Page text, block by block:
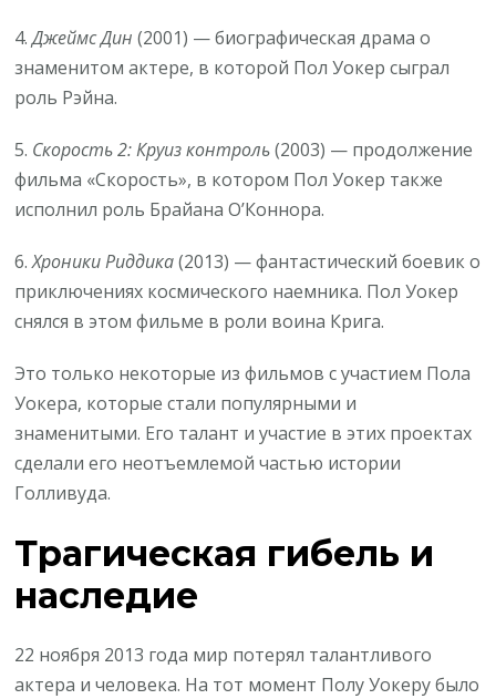
4.Джеймс Дин (2001) — биографическая драма о
знаменитом актере, в которой Пол Уокер сыграл
роль Рэйна.
5. Скорость 2: Круиз контроль(2003) — продолжение
фильма «Скорость», в котором Пол Уокер также
исполнил роль Брайана О’Коннора.
6.Хроники Риддика(2013) — фантастический боевик о
приключениях космического наемника. Пол Уокер
снялся в этом фильме в роли воина Крига.
Это только некоторые из фильмов с участием Пола
Уокера, которые стали популярными и
знаменитыми. Его талант и участие в этих проектах
сделали его неотъемлемой частью истории
Голливуда.
Трагическая гибель и
наследие
22 ноября 2013 года мир потерял талантливого
актера и человека. На тот момент Полу Уокеру было